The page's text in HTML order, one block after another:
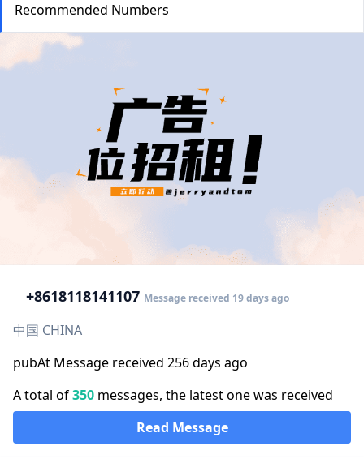
Recommended Numbers
+8618118141107 Message received 19 days ago
中国 CHINA
pubAt Message received 256 days ago
A total of350 messages, the latest one was received
Read Message